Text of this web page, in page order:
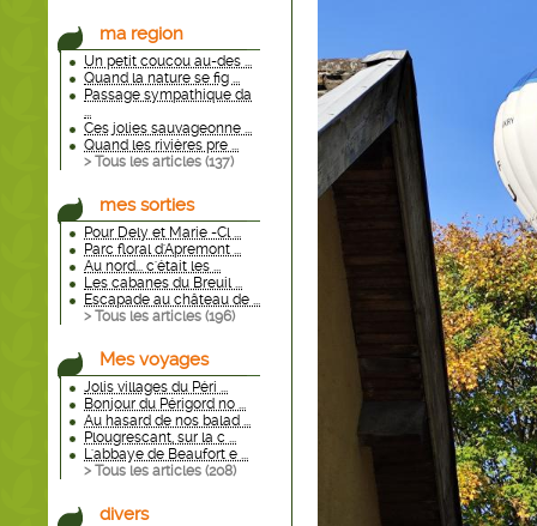
ma region
Un petit coucou au-des ...
Quand la nature se fig ...
Passage sympathique da
...
Ces jolies sauvageonne ...
Quand les rivières pre ...
> Tous les articles (137)
mes sorties
Pour Dely et Marie -Cl ...
Parc floral d'Apremont ...
Au nord... c'était les ...
Les cabanes du Breuil ...
Escapade au château de ...
> Tous les articles (196)
Mes voyages
Jolis villages du Péri ...
Bonjour du Périgord no ...
Au hasard de nos balad ...
Plougrescant, sur la c ...
L'abbaye de Beaufort e ...
> Tous les articles (208)
divers